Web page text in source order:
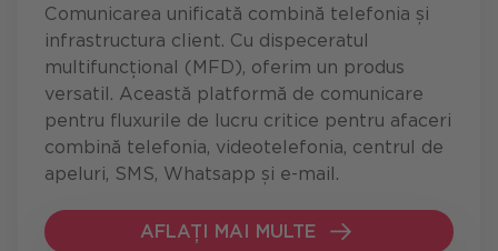
Comunicarea unificată combină telefonia și
infrastructura client. Cu dispeceratul
multifuncțional (MFD), oferim un produs
versatil. Această platformă de comunicare
pentru fluxurile de lucru critice pentru afaceri
combină telefonia, videotelefonia, centrul de
apeluri, SMS, Whatsapp și e-mail.
AFLAȚI MAI MULTE
AFLAȚI MAI MULTE